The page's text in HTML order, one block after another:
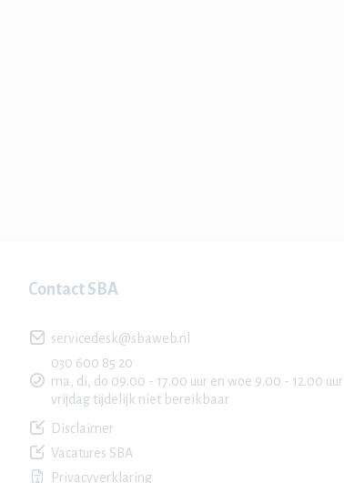
Contact SBA
servicedesk@sbaweb.nl
030 600 85 20
ma, di, do 09.00 - 17.00 uur en woe 9.00 - 12.00 uur
vrijdag tijdelijk niet bereikbaar
Disclaimer
Vacatures SBA
Privacyverklaring